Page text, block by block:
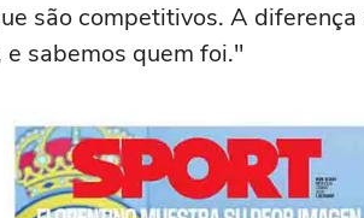
são competitivos. A diferença
sabemos quem foi."